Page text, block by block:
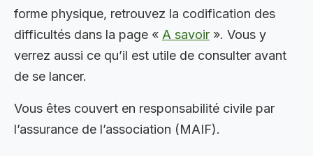
forme physique, retrouvez la codification des
difficultés dans la page « A savoir ». Vous y
verrez aussi ce qu’il est utile de consulter avant
de se lancer.
Vous êtes couvert en responsabilité civile par
l’assurance de l’association (MAIF).